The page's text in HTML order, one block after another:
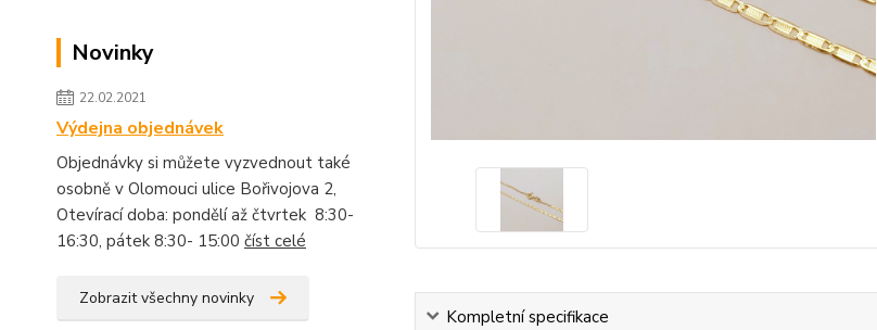
Novinky
22.02.2021
Výdejna objednávek
Objednávky si můžete vyzvednout také
osobně v Olomouci ulice Bořivojova 2,
Otevírací doba: pondělí až čtvrtek 8:30-
16:30, pátek 8:30- 15:00 číst celé
Zobrazit všechny novinky
Kompletní specifikace